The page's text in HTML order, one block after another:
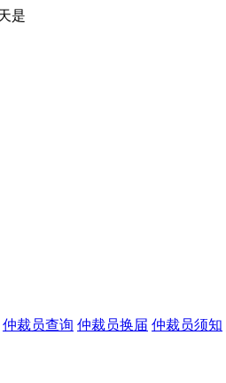
仲裁员查询 仲裁员换届 仲裁员须知